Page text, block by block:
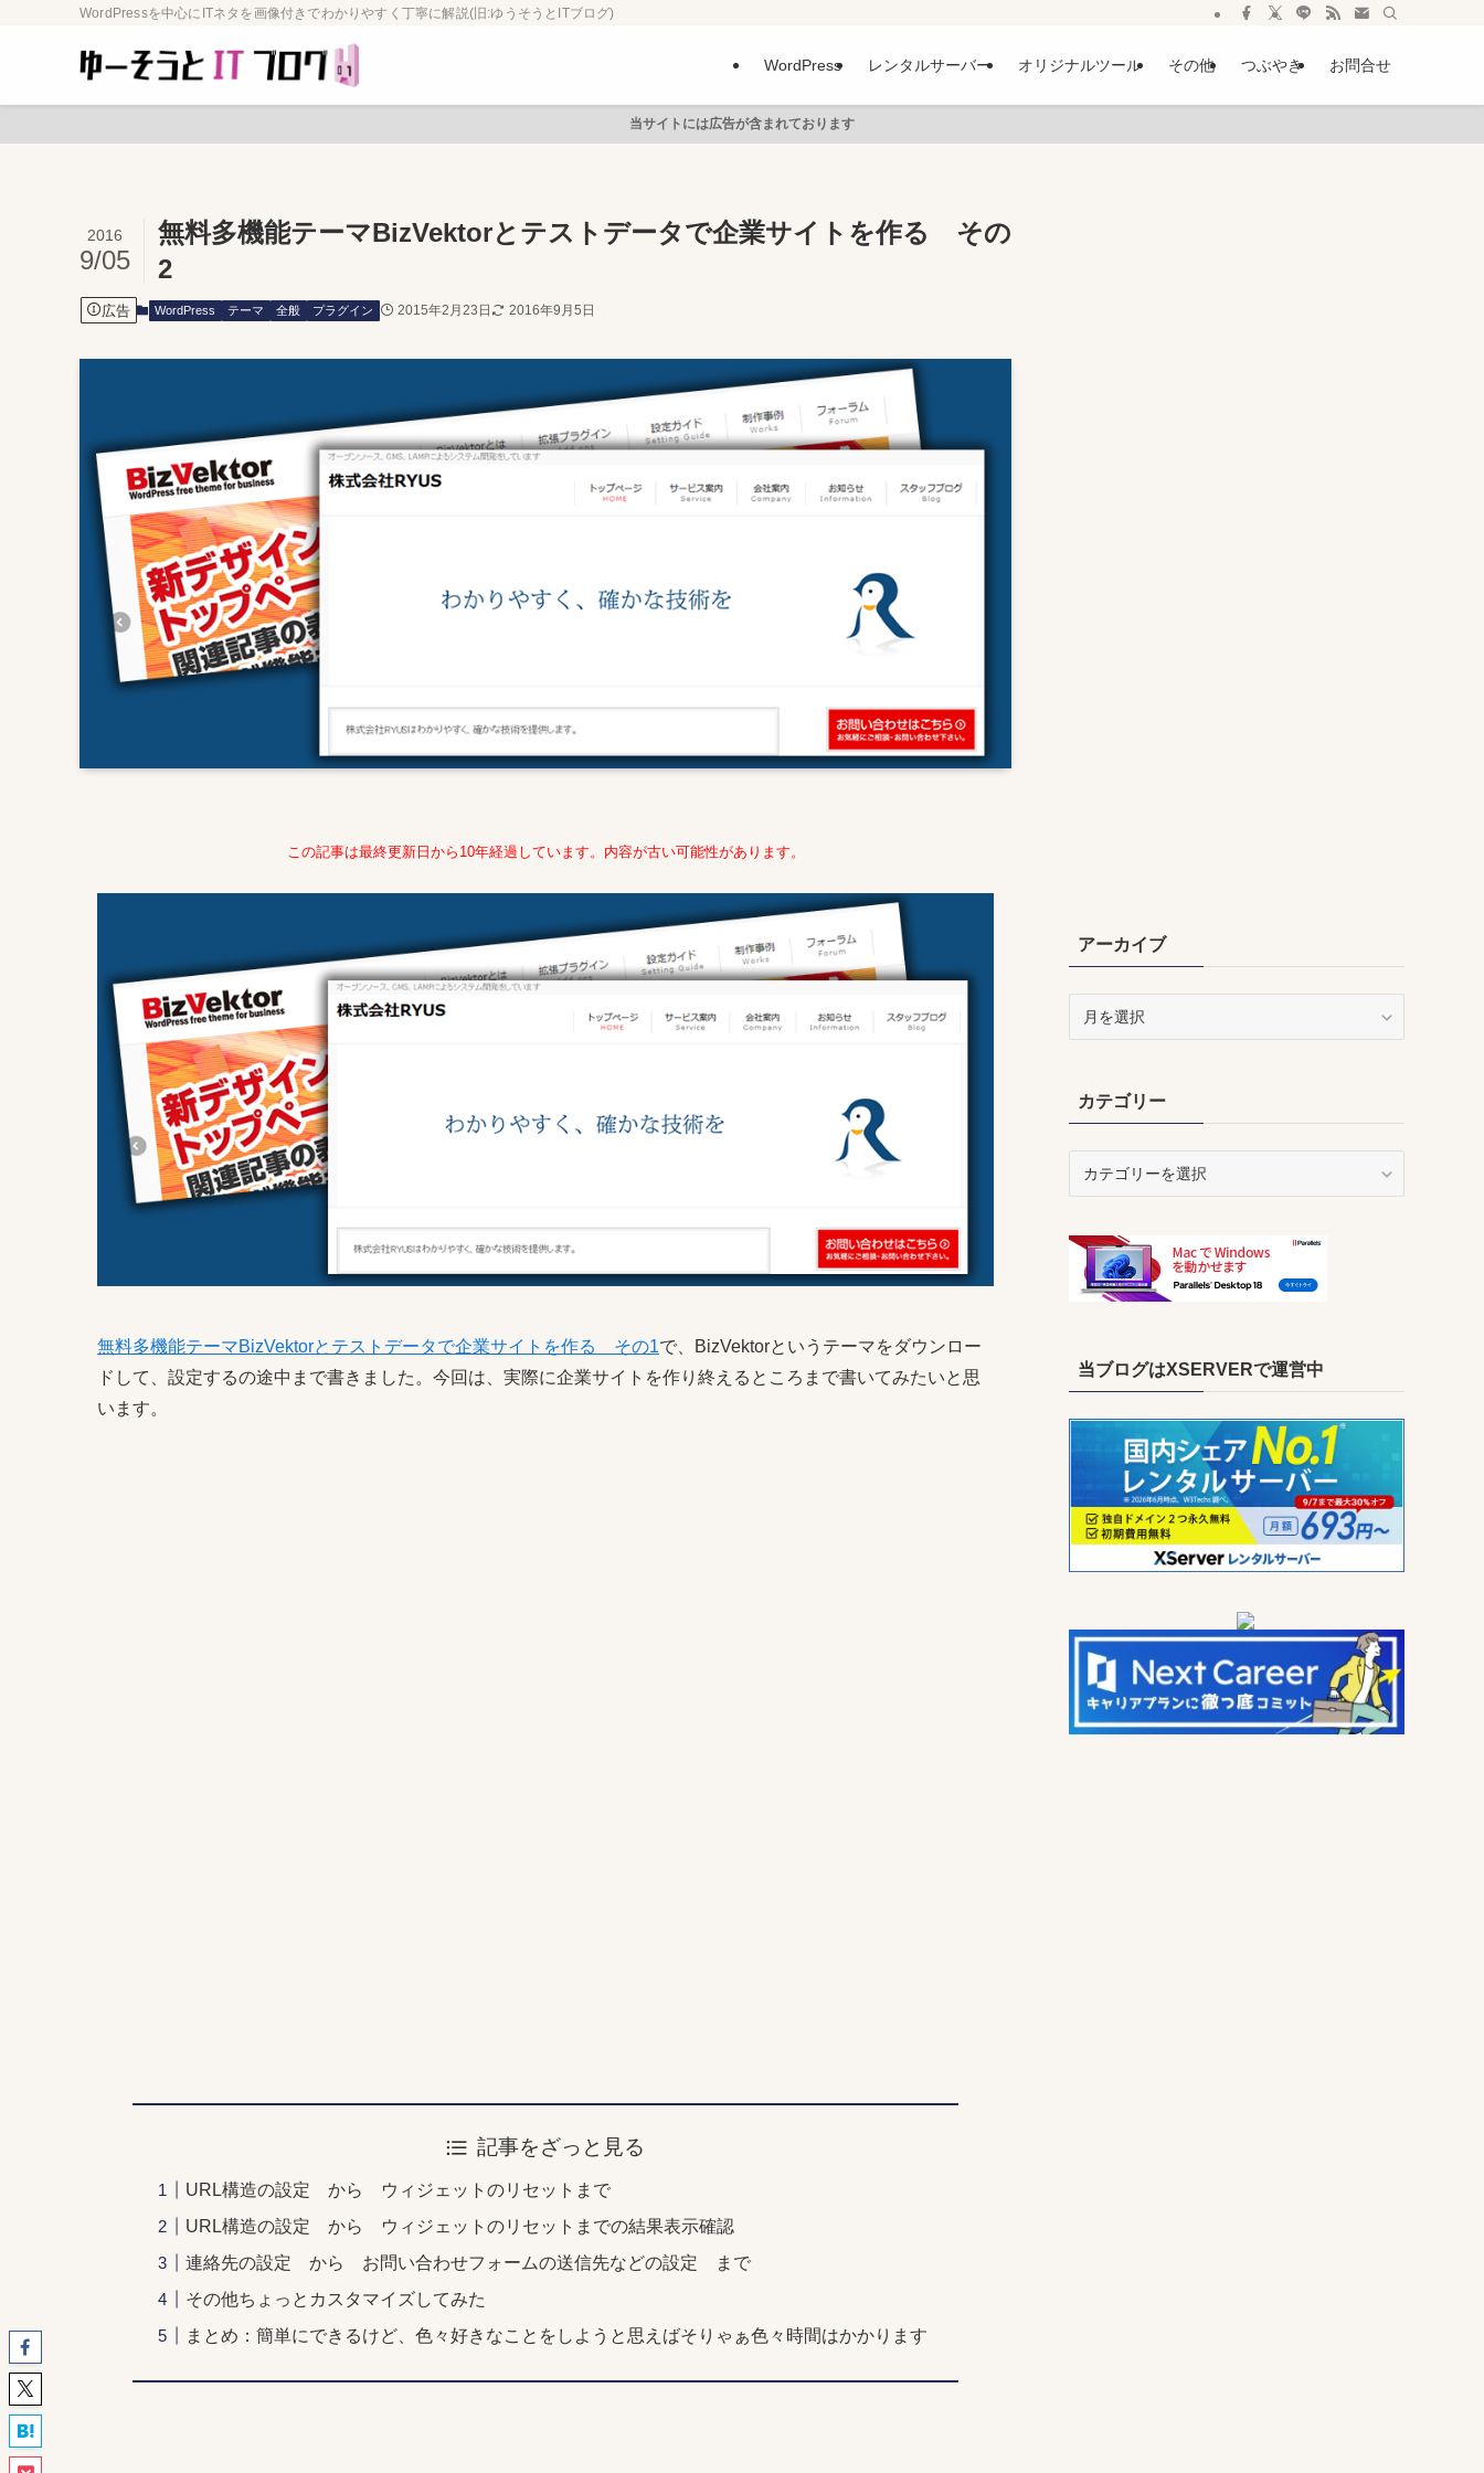
WordPressを中心にITネタを画像付きでわかりやすく丁寧に解説(旧:ゆうそうとITブログ)
WordPress レンタルサーバー オリジナルツール その他 つぶやき お問合せ
当サイトには広告が含まれております
無料多機能テーマBizVektorとテストデータで企業サイトを作る その
2
2016
9/05
広告 WordPress テーマ 全般 プラグイン 2015年2月23日 2016年9月5日
この記事は最終更新日から10年経過しています。内容が古い可能性があります。
無料多機能テーマBizVektorとテストデータで企業サイトを作る その1で、BizVektorというテーマをダウンロー
ドして、設定するの途中まで書きました。今回は、実際に企業サイトを作り終えるところまで書いてみたいと思
います。
記事をざっと見る
URL構造の設定 から ウィジェットのリセットまで
URL構造の設定 から ウィジェットのリセットまでの結果表示確認
連絡先の設定 から お問い合わせフォームの送信先などの設定 まで
その他ちょっとカスタマイズしてみた
まとめ：簡単にできるけど、色々好きなことをしようと思えばそりゃぁ色々時間はかかります
アーカイブ
ブカテゴリー
リ
当ブログはXSERVERで運営中